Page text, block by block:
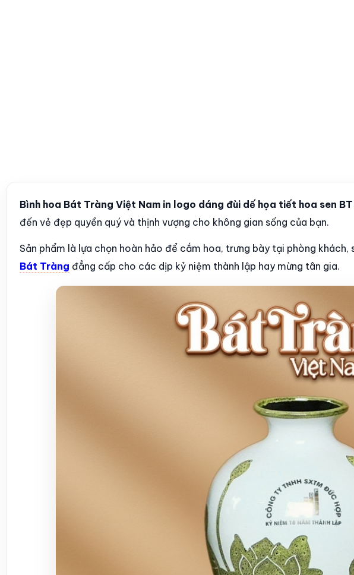
Bình hoa Bát Tràng Việt Nam in logo dáng đùi dế họa tiết hoa sen
đến vẻ đẹp quyền quý và thịnh vượng cho không gian sống của bạn.
Sản phẩm là lựa chọn hoàn hảo để cắm hoa, trưng bày tại phòng
Bát Tràng đẳng cấp cho các dịp kỷ niệm thành lập hay mừng tân gia.